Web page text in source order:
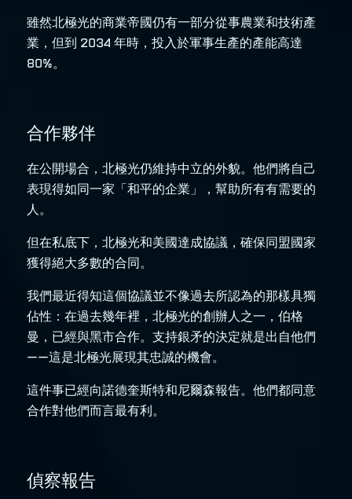
雖然北極光的商業帝國仍有一部分從事農業和技術產
業，但到 2034 年時，投入於軍事生產的產能高達
80%。
合作夥伴
在公開場合，北極光仍維持中立的外貌。他們將自己
表現得如同一家「和平的企業」，幫助所有有需要的
人。
但在私底下，北極光和美國達成協議，確保同盟國家
獲得絕大多數的合同。
我們最近得知這個協議並不像過去所認為的那樣具獨
佔性：在過去幾年裡，北極光的創辦人之一，伯格
曼，已經與黑市合作。支持銀矛的決定就是出自他們
——這是北極光展現其忠誠的機會。
這件事已經向諾德奎斯特和尼爾森報告。他們都同意
合作對他們而言最有利。
偵察報告